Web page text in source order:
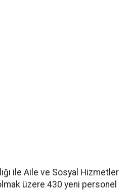
ile Aile ve Sosyal Hizmetler
üzere 430 yeni personel